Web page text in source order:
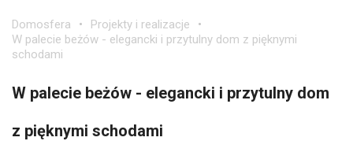
Domosfera
Projekty i realizacje
W palecie beżów - elegancki i przytulny dom z pięknymi
schodami
W palecie beżów - elegancki i przytulny dom
z pięknymi schodami